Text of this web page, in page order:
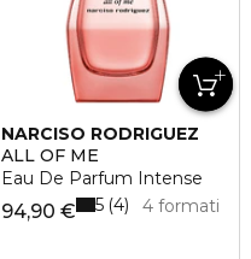
NARCISO RODRIGUEZ
ALL OF ME
Eau De Parfum Intense
94,90 € 4 formati
5 4